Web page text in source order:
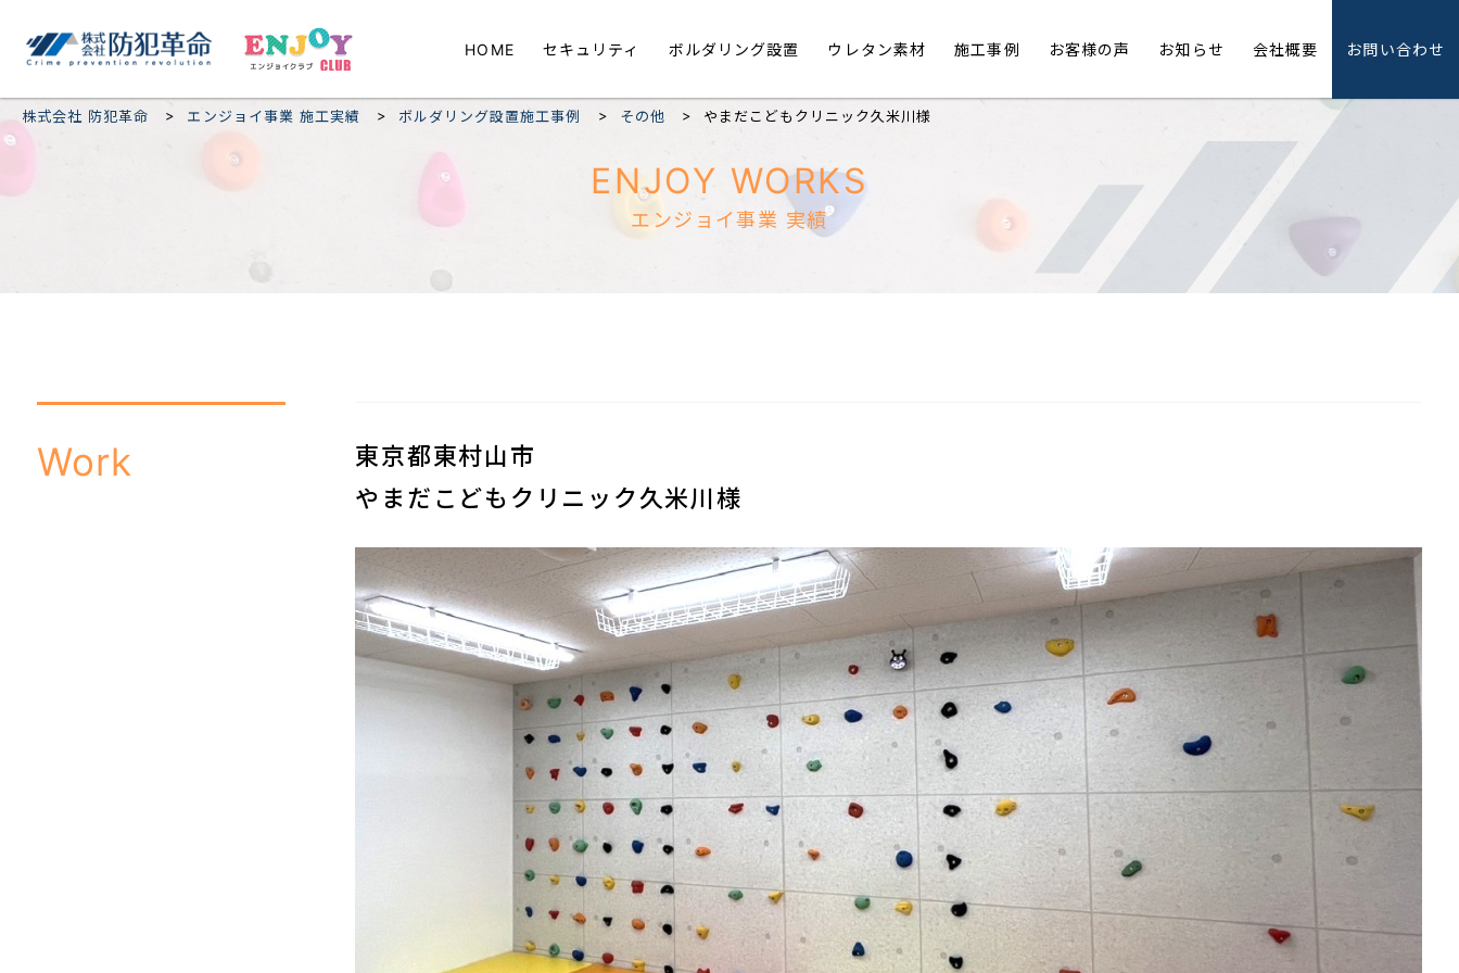
HOME セキュリティ ボルダリング設置 ウレタン素材 施工事例 お客様の声 お知らせ 会社概要 お問い合わせ
株式会社 防犯革命 > エンジョイ事業 施工実績 > ボルダリング設置施工事例 > その他 > やまだこどもクリニック久米川様
ENJOY WORKS
エンジョイ事業 実績
Work
東京都東村山市
やまだこどもクリニック久米川様